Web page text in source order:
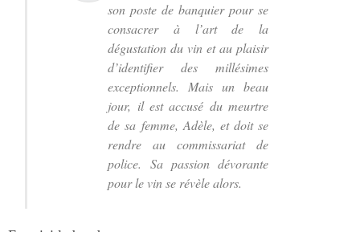
son poste de banquier pour se
consacrer à l’art de la
dégustation du vin et au plaisir
d’identifier des millésimes
exceptionnels. Mais un beau
jour, il est accusé du meurtre
de sa femme, Adèle, et doit se
rendre au commissariat de
police. Sa passion dévorante
pour le vin se révèle alors.